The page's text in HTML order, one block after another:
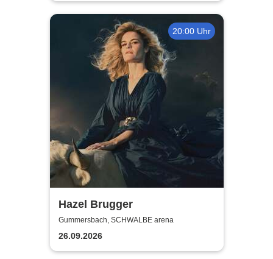
20:00 Uhr
Hazel Brugger
Gummersbach, SCHWALBE arena
26.09.2026